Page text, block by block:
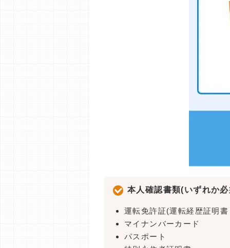
本人確認書類(いずれか
運転免許証(運転経歴証明書
マイナンバーカード
パスポート